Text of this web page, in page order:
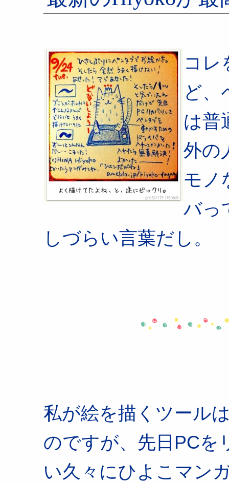
コレ
ど、
は普
外の
モノ
バっ
しづらい言葉だし。
私が絵を描くツール
のですが、先日PCを
い久々にひよこマン